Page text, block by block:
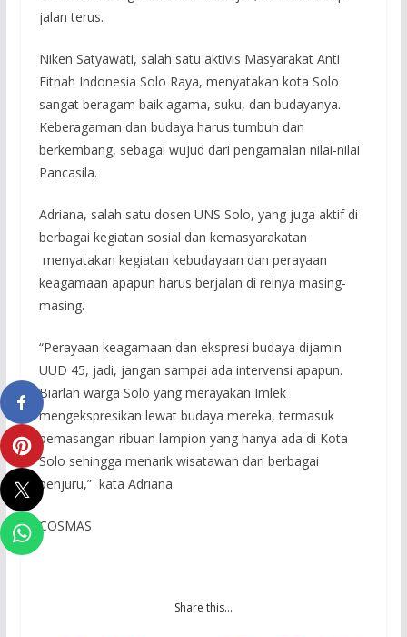
jalan terus.
Niken Satyawati, salah satu aktivis Masyarakat Anti
Fitnah Indonesia Solo Raya, menyatakan kota Solo
sangat beragam baik agama, suku, dan budayanya.
Keberagaman dan budaya harus tumbuh dan
berkembang, sebagai wujud dari pengamalan nilai-nilai
Pancasila.
Adriana, salah satu dosen UNS Solo, yang juga aktif di
berbagai kegiatan sosial dan kemasyarakatan
menyatakan kegiatan kebudayaan dan perayaan
keagamaan apapun harus berjalan di relnya masing-
masing.
“Perayaan keagamaan dan ekspresi budaya dijamin
UUD 45, jadi, jangan sampai ada intervensi apapun.
Biarlah warga Solo yang merayakan Imlek
mengekspresikan lewat budaya mereka, termasuk
pemasangan ribuan lampion yang hanya ada di Kota
Solo sehingga menarik wisatawan dari berbagai
penjuru,” kata Adriana.
COSMAS
Share this…